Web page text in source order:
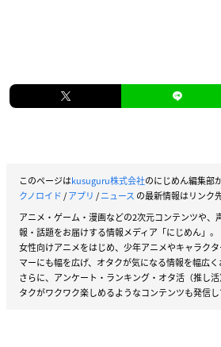
このページはkusuguru株式会社のにじめん編集部
クノロイド/アプリ /ニュース の最新情報はリンク
アニメ・ゲーム・漫画などの2次元コンテンツや、
報・話題をお届けする情報メディア「にじめん」。
女性向けアニメをはじめ、少年アニメやキャラク
マーにも幅を広げ、オタクが気になる情報を幅広く
さらに、アンケート・ランキング・オタ活（推し
タクがワクワク楽しめるようなコンテンツも発信し